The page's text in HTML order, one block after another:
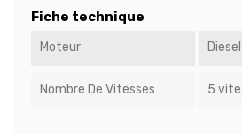
Fiche technique
Moteur Diesel
Nombre De Vitesses 5